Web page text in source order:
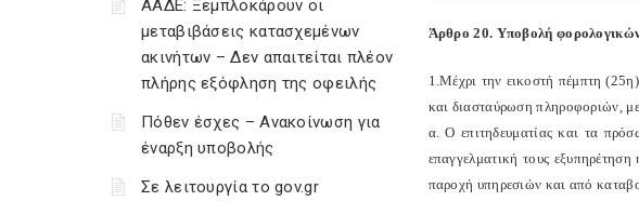
ΑΑΔΕ: Ξεμπλοκάρουν οι
μεταβιβάσεις κατασχεμένων
ακινήτων – Δεν απαιτείται πλέον
πλήρης εξόφληση της οφειλής
Πόθεν έσχες – Ανακοίνωση για
έναρξη υποβολής
Σε λειτουργία το gov.gr
Άρθρο 20. Υποβολή
1.Μέχρι την εικοστή πέμπτη
και διασταύρωση πληροφοριών,
α. Ο επιτηδευματίας και τα
επαγγελματική τους
παροχή υπηρεσιών και από